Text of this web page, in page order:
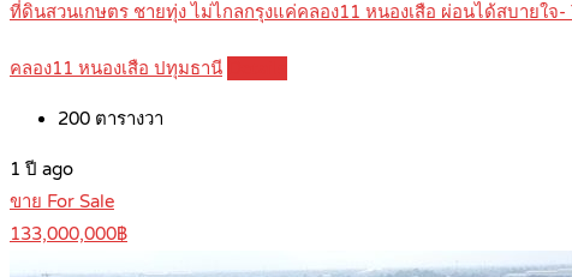
ที่ดินสวนเกษตร ชายทุ่ง ไม่ไกลกรุงแค่คลอง11 หนองเสือ ผ่อนได้สบายใจ
คลอง11 หนองเสือ ปทุมธานี
200 ตารางวา
1 ปี ago
ขาย For Sale
133,000,000฿